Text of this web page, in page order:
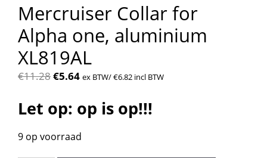
Mercruiser Collar for
Alpha one, aluminium
XL819AL
€11.28Oorspronkelijke
was:
€11.28.
€5.64Huidige
is:
€5.64.
ex BTW/€6.82 incl BTW
Let op: op is op!!!
9 op voorraad